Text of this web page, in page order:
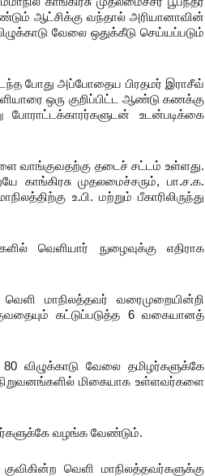
ஆட்சிக்கு வந்தால் அரியானாவின்
வேலை ஒதுக்கீடு செய்யப்படும்
போது அப்போதைய பிரதமர் இராசீவ்
ஒரு குறிப்பிட்ட ஆண்டு கணக்கு
உடன்படிக்கை
வாங்குவதற்கு தடைச் சட்டம் உள்ளது.
காங்கிரசு முதலமைச்சரும், பா.ச.க.
உ.பி. மற்றும் பீகாரிலிருந்து
வெளியார் நுழைவுக்கு எதிராக
மாநிலத்தவர் வரைமுறையின்றி
கட்டுப்படுத்த 6 வகையானத்
விழுக்காடு வேலை தமிழர்களுக்கே
மிகையாக உள்ளவர்களை
வழங்க வேண்டும்.
வெளி மாநிலத்தவர்களுக்கு